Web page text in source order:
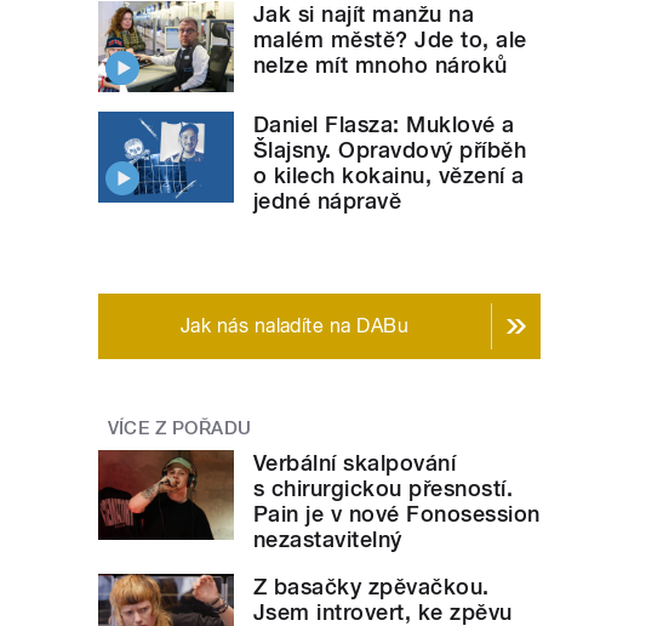
Jak si najít manžu na
malém městě? Jde to, ale
nelze mít mnoho nároků
Daniel Flasza: Muklové a
Šlajsny. Opravdový příběh
o kilech kokainu, vězení a
jedné nápravě
Jak nás naladíte na DABu
VÍCE Z POŘADU
Verbální skalpování
s chirurgickou přesností.
Pain je v nové Fonosession
nezastavitelný
Z basačky zpěvačkou.
Jsem introvert, ke zpěvu